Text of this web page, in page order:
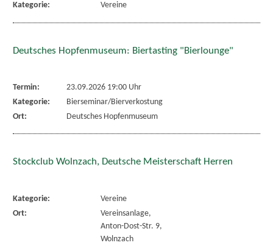
Kategorie:
Vereine
Deutsches Hopfenmuseum: Biertasting "Bierlounge"
Termin:
23.09.2026 19:00 Uhr
Kategorie:
Bierseminar/Bierverkostung
Ort:
Deutsches Hopfenmuseum
Stockclub Wolnzach, Deutsche Meisterschaft Herren
Kategorie:
Vereine
Ort:
Vereinsanlage,
Anton-Dost-Str. 9,
Wolnzach